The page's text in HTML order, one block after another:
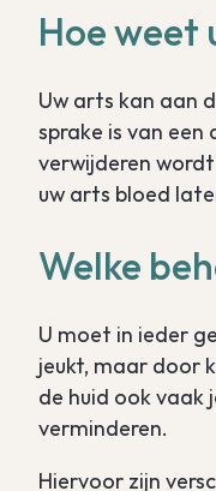
Hoe weet
Uw arts kan aan
sprake is van een
verwijderen
uw arts bloed
Welke
U moet in ieder
jeukt, maar door
de huid ook vaak
verminderen.
Hiervoor zijn